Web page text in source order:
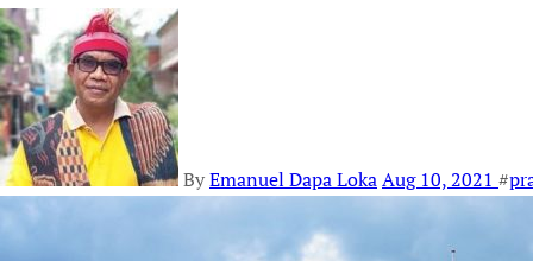
ByEmanuel Dapa LokaAug 10, 2021 #